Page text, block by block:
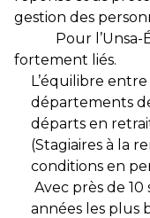
gestion des
Pour
fortement liés.
L’équilibre
départements
départs en
(Stagiaires à la
conditions en
Avec près de
années les plus